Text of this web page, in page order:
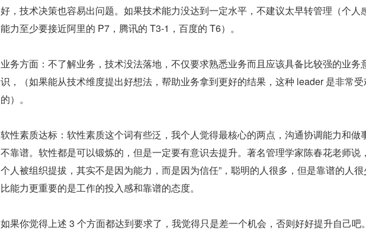
好，技术决策也容易出问题。如果技术能力没达到一定水平，不建议太早转管理（个人
能力至少要接近阿里的 P7，腾讯的 T3-1，百度的 T6）。
业务方面：不了解业务，技术没法落地，不仅要求熟悉业务而且应该具备比较强的业务
识，（如果能从技术维度提出好想法，帮助业务拿到更好的结果，这种 leader 是非常受
的）。
软性素质达标：软性素质这个词有些泛，我个人觉得最核心的两点，沟通协调能力和做
不靠谱。软性都是可以锻炼的，但是一定要有意识去提升。著名管理学家陈春花老师说
个人被组织提拔，其实不是因为能力，而是因为信任”，聪明的人很多，但是靠谱的人很
比能力更重要的是工作的投入感和靠谱的态度。
如果你觉得上述 3 个方面都达到要求了，我觉得只是差一个机会，否则好好提升自己吧。